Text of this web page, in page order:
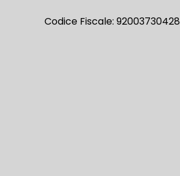
Codice Fiscale: 92003730428